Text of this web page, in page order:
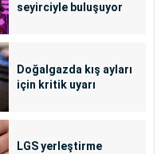
seyirciyle buluşuyor
Doğalgazda kış ayları
için kritik uyarı
LGS yerleştirme